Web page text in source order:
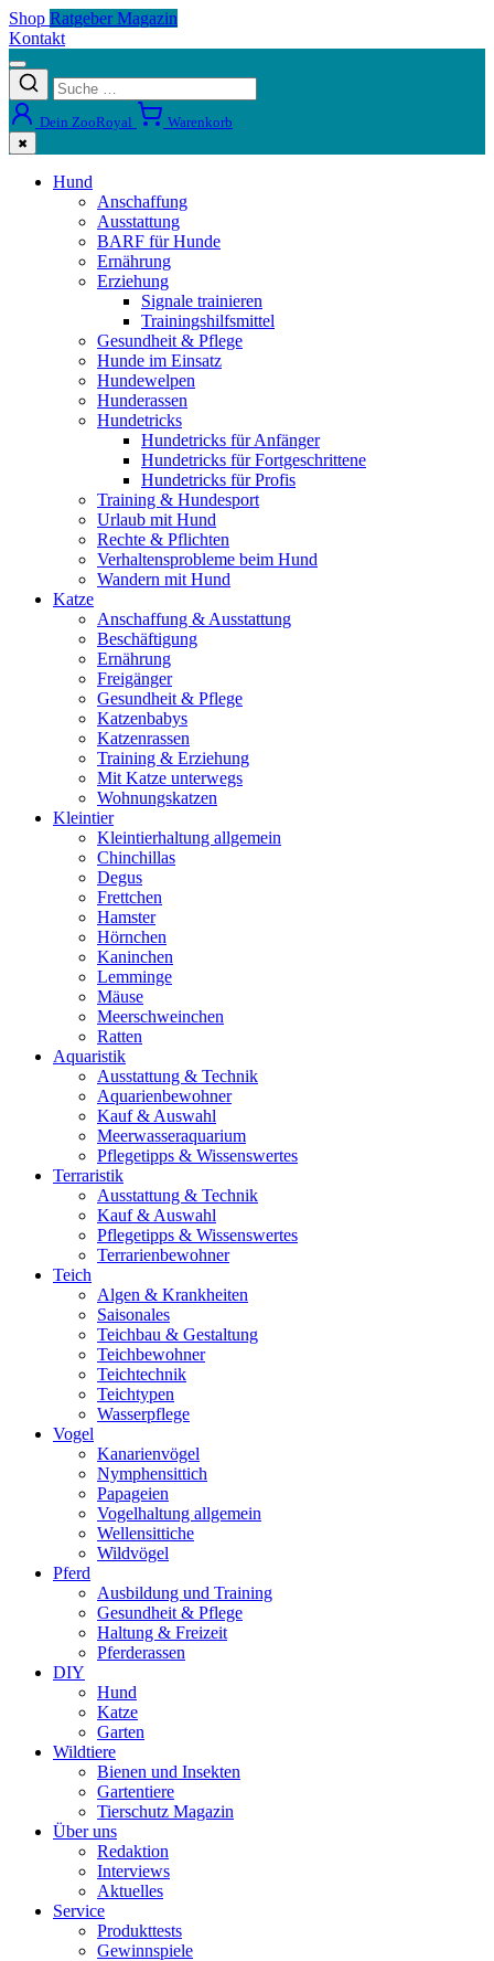
Shop Ratgeber Magazin
Kontakt
Dein ZooRoyal Warenkorb
✖
Hund
Anschaffung
Ausstattung
BARF für Hunde
Ernährung
Erziehung
Signale trainieren
Trainingshilfsmittel
Gesundheit & Pflege
Hunde im Einsatz
Hundewelpen
Hunderassen
Hundetricks
Hundetricks für Anfänger
Hundetricks für Fortgeschrittene
Hundetricks für Profis
Training & Hundesport
Urlaub mit Hund
Rechte & Pflichten
Verhaltensprobleme beim Hund
Wandern mit Hund
Katze
Anschaffung & Ausstattung
Beschäftigung
Ernährung
Freigänger
Gesundheit & Pflege
Katzenbabys
Katzenrassen
Training & Erziehung
Mit Katze unterwegs
Wohnungskatzen
Kleintier
Kleintierhaltung allgemein
Chinchillas
Degus
Frettchen
Hamster
Hörnchen
Kaninchen
Lemminge
Mäuse
Meerschweinchen
Ratten
Aquaristik
Ausstattung & Technik
Aquarienbewohner
Kauf & Auswahl
Meerwasseraquarium
Pflegetipps & Wissenswertes
Terraristik
Ausstattung & Technik
Kauf & Auswahl
Pflegetipps & Wissenswertes
Terrarienbewohner
Teich
Algen & Krankheiten
Saisonales
Teichbau & Gestaltung
Teichbewohner
Teichtechnik
Teichtypen
Wasserpflege
Vogel
Kanarienvögel
Nymphensittich
Papageien
Vogelhaltung allgemein
Wellensittiche
Wildvögel
Pferd
Ausbildung und Training
Gesundheit & Pflege
Haltung & Freizeit
Pferderassen
DIY
Hund
Katze
Garten
Wildtiere
Bienen und Insekten
Gartentiere
Tierschutz Magazin
Über uns
Redaktion
Interviews
Aktuelles
Service
Produkttests
Gewinnspiele